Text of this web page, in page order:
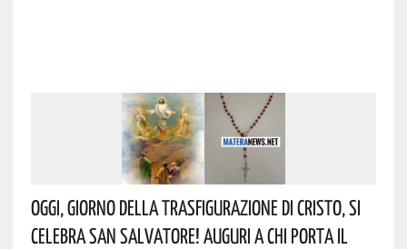
Oggi, Giorno Della Trasfigurazione Di Cristo, Si
Celebra San Salvatore! Auguri A Chi Porta Il